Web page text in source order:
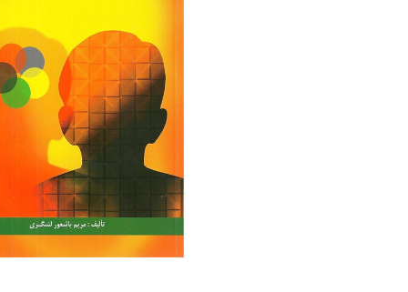
منابع آزمون استخدامی آموزگار ابتدایی
کتب